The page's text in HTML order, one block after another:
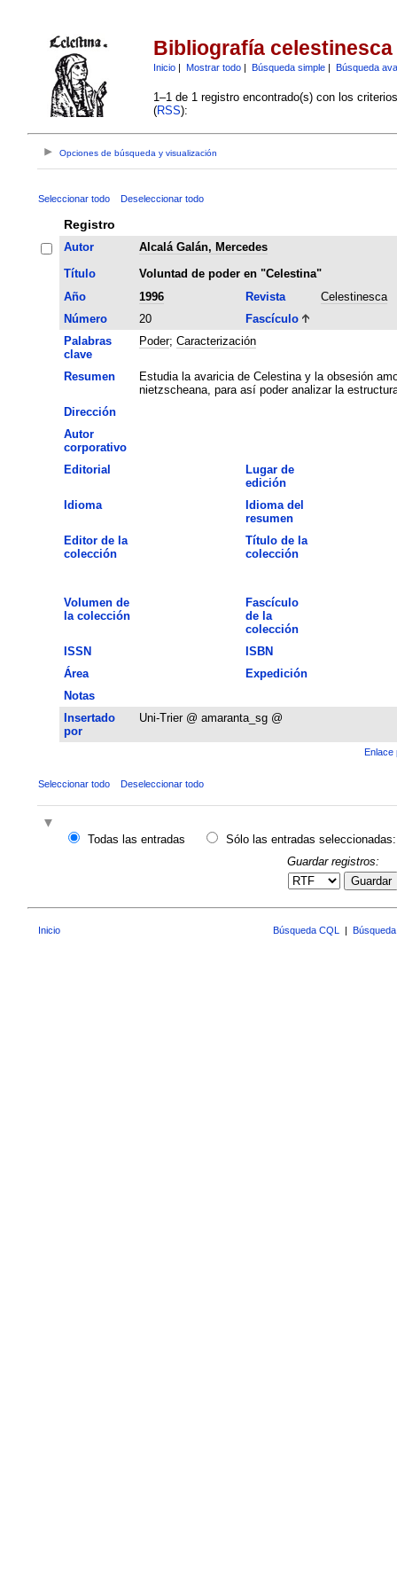
Bibliografía celestinesca
Inicio| Mostrar todo| Búsqueda simple| Búsqueda
1–1 de 1 registro encontrado(s) con los
(RSS):
Opciones de búsqueda y visualización
Seleccionar todo Deseleccionar todo
Registro
Autor
Alcalá Galán, Mercedes
Título
Voluntad de poder en "Celestina"
Año
1996 Revista
Celestinesca
Número
20
Fascículo
Palabras
clave
Poder; Caracterización
Resumen
Estudia la avaricia de Celestina y la obsesión
nietzscheana, para así poder analizar la
Dirección
Autor
corporativo
Editorial
Lugar de
edición
Idioma
Idioma del
resumen
Editor de la
colección
Título de la
colección
Volumen de
la colección
Fascículo
de la
colección
ISSN
ISBN
Área
Expedición
Notas
Insertado
por
Uni-Trier @ amaranta_sg @
Enlace
Seleccionar todo Deseleccionar todo
Todas las entradas
Sólo las entradas seleccionadas:
Guardar registros:
Guardar
Inicio Búsqueda CQL